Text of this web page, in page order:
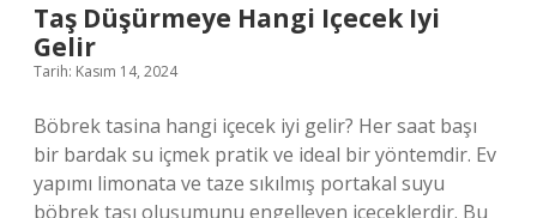
Taş Düşürmeye Hangi Içecek Iyi
Gelir
Tarih: Kasım 14, 2024
Böbrek tasina hangi içecek iyi gelir? Her saat başı
bir bardak su içmek pratik ve ideal bir yöntemdir. Ev
yapımı limonata ve taze sıkılmış portakal suyu
böbrek taşı oluşumunu engelleyen içeceklerdir. Bu